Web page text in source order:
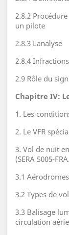
2.8.2
un pilote
2.8.3 Lanalyse
2.8.4 Infractions
2.9 Rôle du
Chapitre IV:
1. Les
2. Le VFR
3. Vol de nuit
(SERA 5005-
3.1
3.2 Types de
3.3 Balisage
circulation